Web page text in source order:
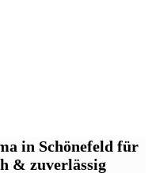
in Schönefeld für
& zuverlässig